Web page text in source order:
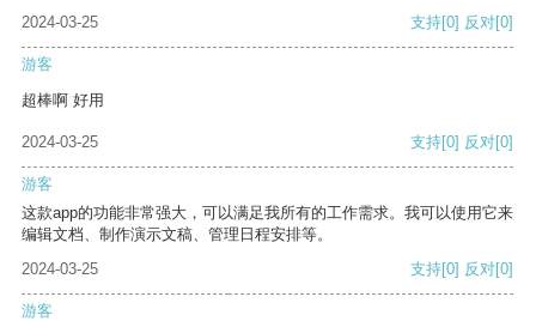
2024-03-25 支持[0] 反对[0]
游客
超棒啊 好用
2024-03-25 支持[0] 反对[0]
游客
这款app的功能非常强大，可以满足我所有的工作需求。我可以使用它来
编辑文档、制作演示文稿、管理日程安排等。
2024-03-25
支持[0] 反对[0]
游客